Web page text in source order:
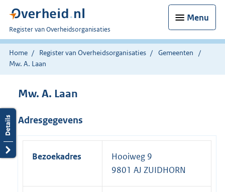
Menu
U
bent
nu
hier:
Register van Overheidsorganisaties
Home Register van Overheidsorganisaties
Gemeenten
Mw. A. Laan
Mw. A. Laan
Adresgegevens
Bezoekadres
Hooiweg 9
9801 AJ ZUIDHORN